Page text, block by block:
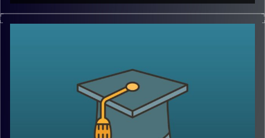
אוהבים ביקורת? ביקורתיים כלפי עצמכם או
פרופסור תמר שגיא חוקרת יחסים בין קבוצות,
והפעם מתמקדת בשאלת השפעתה של ביקורת
על הקבוצה המבקרת, על הקבוצה המבוקרת
ועל קבוצות חיצוניות לסכסוך .